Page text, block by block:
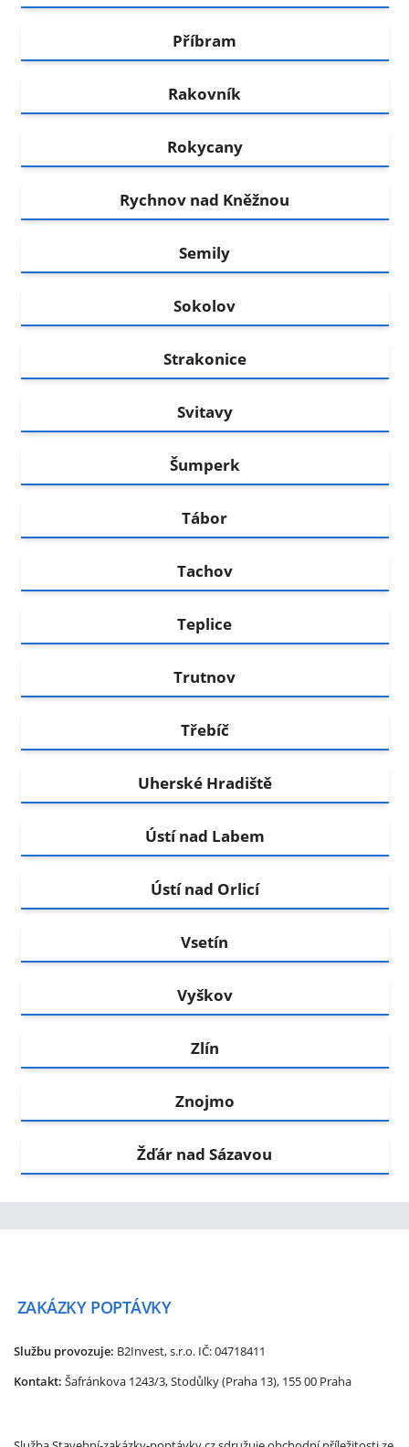
Příbram
Rakovník
Rokycany
Rychnov nad Kněžnou
Semily
Sokolov
Strakonice
Svitavy
Šumperk
Tábor
Tachov
Teplice
Trutnov
Třebíč
Uherské Hradiště
Ústí nad Labem
Ústí nad Orlicí
Vsetín
Vyškov
Zlín
Znojmo
Žďár nad Sázavou
ZAKÁZKY POPTÁVKY
Službu provozuje: B2Invest, s.r.o. IČ: 04718411
Kontakt: Šafránkova 1243/3, Stodůlky (Praha 13), 155 00 Praha